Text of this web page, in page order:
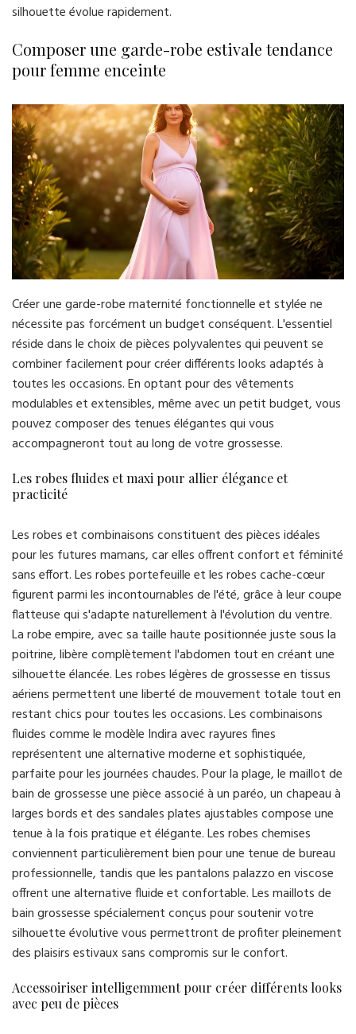
silhouette évolue rapidement.
Composer une garde-robe estivale tendance
pour femme enceinte
Créer une garde-robe maternité fonctionnelle et stylée ne
nécessite pas forcément un budget conséquent. L'essentiel
réside dans le choix de pièces polyvalentes qui peuvent se
combiner facilement pour créer différents looks adaptés à
toutes les occasions. En optant pour des vêtements
modulables et extensibles, même avec un petit budget, vous
pouvez composer des tenues élégantes qui vous
accompagneront tout au long de votre grossesse.
Les robes fluides et maxi pour allier élégance et
practicité
Les robes et combinaisons constituent des pièces idéales
pour les futures mamans, car elles offrent confort et féminité
sans effort. Les robes portefeuille et les robes cache-cœur
figurent parmi les incontournables de l'été, grâce à leur coupe
flatteuse qui s'adapte naturellement à l'évolution du ventre.
La robe empire, avec sa taille haute positionnée juste sous la
poitrine, libère complètement l'abdomen tout en créant une
silhouette élancée. Les robes légères de grossesse en tissus
aériens permettent une liberté de mouvement totale tout en
restant chics pour toutes les occasions. Les combinaisons
fluides comme le modèle Indira avec rayures fines
représentent une alternative moderne et sophistiquée,
parfaite pour les journées chaudes. Pour la plage, le maillot de
bain de grossesse une pièce associé à un paréo, un chapeau à
larges bords et des sandales plates ajustables compose une
tenue à la fois pratique et élégante. Les robes chemises
conviennent particulièrement bien pour une tenue de bureau
professionnelle, tandis que les pantalons palazzo en viscose
offrent une alternative fluide et confortable. Les maillots de
bain grossesse spécialement conçus pour soutenir votre
silhouette évolutive vous permettront de profiter pleinement
des plaisirs estivaux sans compromis sur le confort.
Accessoiriser intelligemment pour créer différents looks
avec peu de pièces